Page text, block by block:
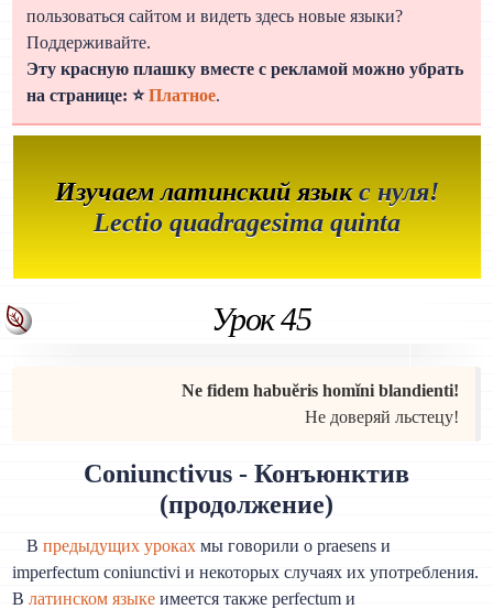
пользоваться сайтом и видеть здесь новые языки?
Поддерживайте.
Эту красную плашку вместе с рекламой можно убрать
на странице: ⭐Платное.
Изучаем латинский языкс нуля!
Lectio quadragesima quinta
Урок 45
Ne fidem habuĕris homĭni blandienti!
Не доверяй льстецу!
Coniunctivus - Конъюнктив
(продолжение)
В предыдущих уроках мы говорили о praesens и
imperfectum coniunctivi и некоторых случаях их употребления.
Влатинском языке имеется также perfectum и